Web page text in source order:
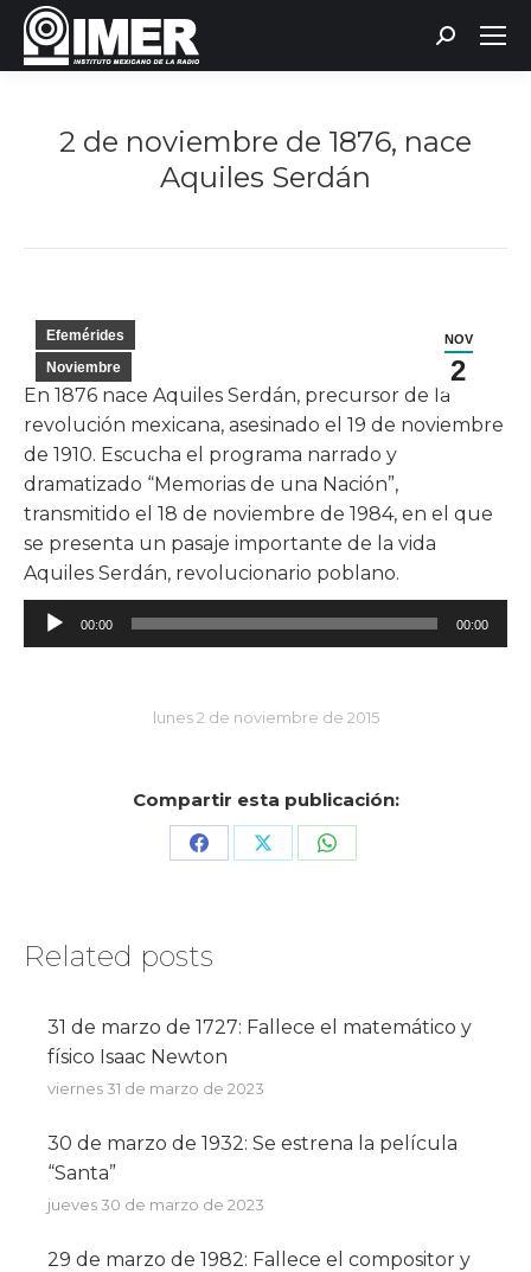
Buscar:
2 de noviembre de 1876, nace
Aquiles Serdán
NOV
2
Efemérides
Noviembre
En 1876 nace Aquiles Serdán, precursor de la
revolución mexicana, asesinado el 19 de noviembre
de 1910. Escucha el programa narrado y
dramatizado “Memorias de una Nación”,
transmitido el 18 de noviembre de 1984, en el que
se presenta un pasaje importante de la vida
Aquiles Serdán, revolucionario poblano.
Reproductor
de
00:00 00:00
lunes 2 de noviembre de 2015
Compartir esta publicación:
Share Share Share
Related posts
31 de marzo de 1727: Fallece el matemático y
físico Isaac Newton
viernes 31 de marzo de 2023
30 de marzo de 1932: Se estrena la película
“Santa”
jueves 30 de marzo de 2023
29 de marzo de 1982: Fallece el compositor y